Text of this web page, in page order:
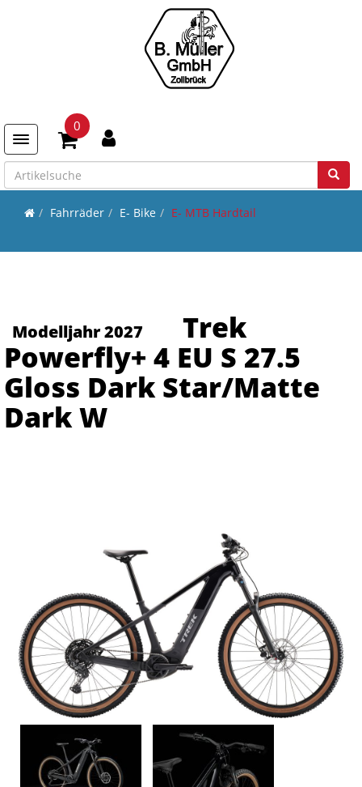
Toggle navigation
0
Fahrräder E- Bike E- MTB Hardtail
Modelljahr 2027
Trek
Powerfly+ 4 EU S 27.5
Gloss Dark Star/Matte
Dark W